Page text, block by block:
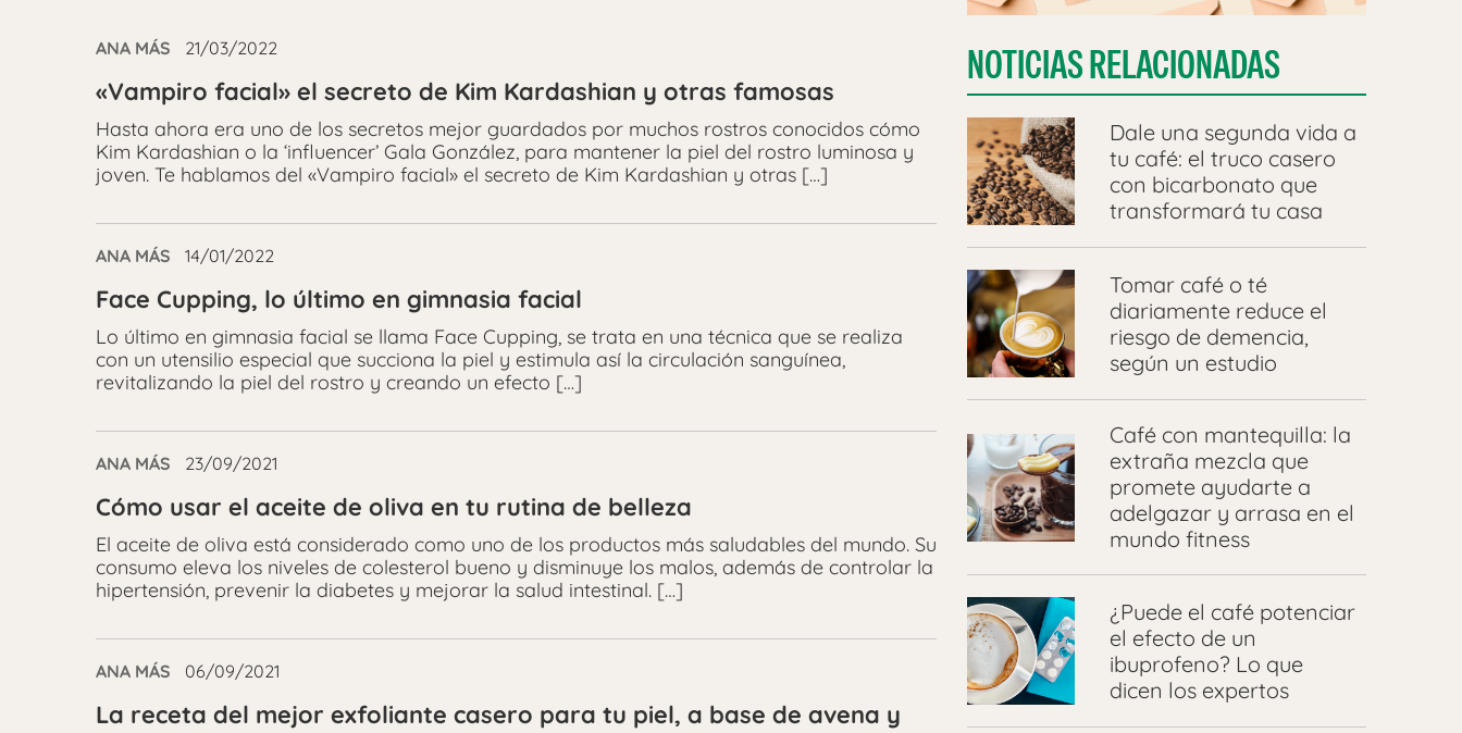
ANA MÁS 21/03/2022
«Vampiro facial» el secreto de Kim Kardashian y otras famosas
Hasta ahora era uno de los secretos mejor guardados por muchos rostros conocidos cómo
Kim Kardashian o la ‘influencer’ Gala González, para mantener la piel del rostro luminosa y
joven. Te hablamos del «Vampiro facial» el secreto de Kim Kardashian y otras […]
ANA MÁS 14/01/2022
Face Cupping, lo último en gimnasia facial
Lo último en gimnasia facial se llama Face Cupping, se trata en una técnica que se realiza
con un utensilio especial que succiona la piel y estimula así la circulación sanguínea,
revitalizando la piel del rostro y creando un efecto […]
ANA MÁS 23/09/2021
Cómo usar el aceite de oliva en tu rutina de belleza
El aceite de oliva está considerado como uno de los productos más saludables del mundo. Su
consumo eleva los niveles de colesterol bueno y disminuye los malos, además de controlar la
hipertensión, prevenir la diabetes y mejorar la salud intestinal. […]
ANA MÁS 06/09/2021
La receta del mejor exfoliante casero para tu piel, a base de avena y
NOTICIAS RELACIONADAS
Dale una segunda vida a
tu café: el truco casero
con bicarbonato que
transformará tu casa
Tomar café o té
diariamente reduce el
riesgo de demencia,
según un estudio
Café con mantequilla: la
extraña mezcla que
promete ayudarte a
adelgazar y arrasa en el
mundo fitness
¿Puede el café potenciar
el efecto de un
ibuprofeno? Lo que
dicen los expertos